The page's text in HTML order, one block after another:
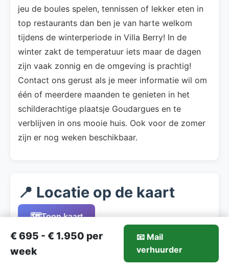
jeu de boules spelen, tennissen of lekker eten in
top restaurants dan ben je van harte welkom
tijdens de winterperiode in Villa Berry! In de
winter zakt de temperatuur iets maar de dagen
zijn vaak zonnig en de omgeving is prachtig!
Contact ons gerust als je meer informatie wil om
één of meerdere maanden te genieten in het
schilderachtige plaatsje Goudargues en te
verblijven in ons mooie huis. Ook voor de zomer
zijn er nog weken beschikbaar.
📍 Locatie op de kaart
🗺️Toon kaart
695-€1.950/week Mail verhuurder
€ 695 - € 1.950 per
week
📧 Mail
verhuurder